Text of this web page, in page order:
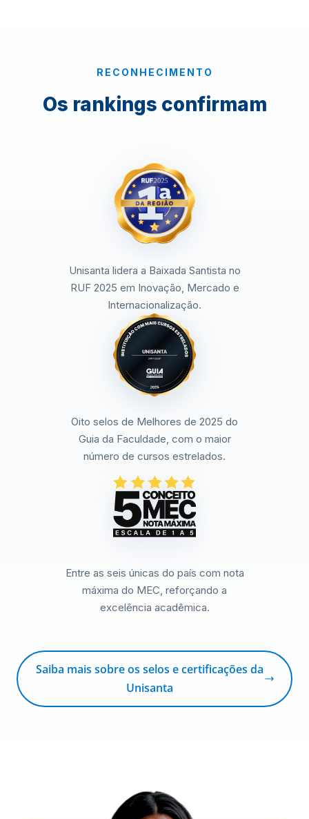
RECONHECIMENTO
Os rankings confirmam
Unisanta lidera a Baixada Santista no
RUF 2025 em Inovação, Mercado e
Internacionalização.
Oito selos de Melhores de 2025 do
Guia da Faculdade, com o maior
número de cursos estrelados.
Entre as seis únicas do país com nota
máxima do MEC, reforçando a
excelência acadêmica.
Saiba mais sobre os selos e certificações da
Unisanta